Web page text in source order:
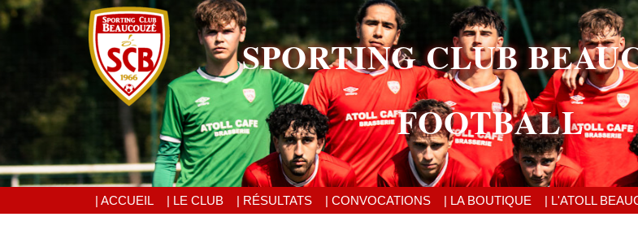
SPORTING CLUB
FOOTBALL
| ACCUEIL | LE CLUB | RÉSULTATS | CONVOCATIONS | LA BOUTIQUE | L'ATOLL